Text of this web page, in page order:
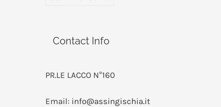
Contact Info
PR.LE LACCO N°160
Email: info@assingischia.it